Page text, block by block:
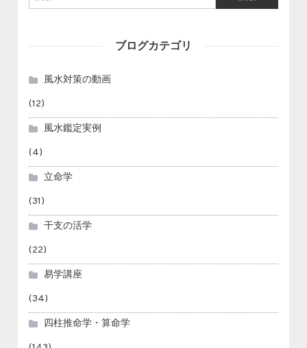
ブログカテゴリ
風水対策の動画
(12)
風水鑑定実例
(4)
立命学
(31)
干支の活学
(22)
易学講座
(34)
四柱推命学・算命学